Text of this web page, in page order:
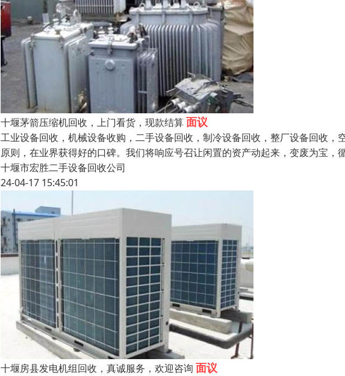
十堰茅箭压缩机回收，上门看货，现款结算面议
工业设备回收，机械设备收购，二手设备回收，制冷设备回收，整厂设备回收
原则，在业界获得好的口碑。我们将响应号召让闲置的资产动起来，变废为
十堰市宏胜二手设备回收公司
24-04-17 15:45:01
十堰房县发电机组回收，真诚服务，欢迎咨询 面议